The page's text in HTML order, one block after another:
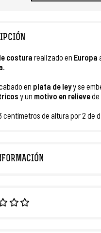
costura realizado en Europa
.
en plata de leyy se
y un motivo en relievede
centímetros de altura por 2 de